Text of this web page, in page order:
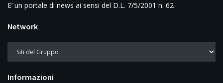
E’ un portale di news ai sensi del D.L. 7/5/2001 n. 62
Network
Informazioni